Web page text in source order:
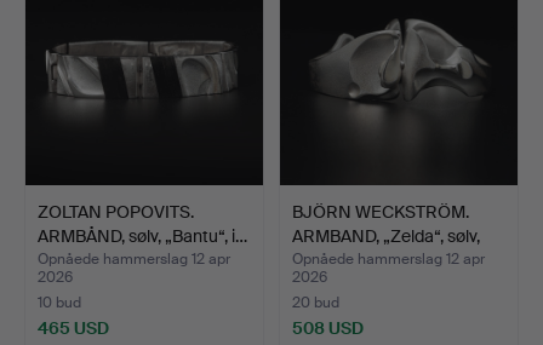
ZOLTAN POPOVITS.
ARMBÅND, sølv, „Bantu“, i…
Opnåede hammerslag 12 apr
2026
10 bud
465 USD
BJÖRN WECKSTRÖM.
ARMBAND, „Zelda“, sølv,
L…
Opnåede hammerslag 12 apr
2026
20 bud
508 USD